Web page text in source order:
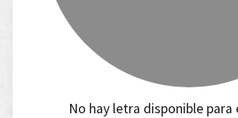
No hay letra disponible para